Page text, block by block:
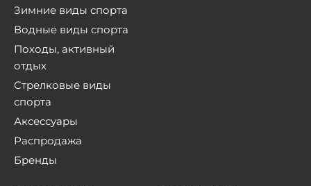
Зимние виды спорта
Водные виды спорта
Походы, активный
отдых
Стрелковые виды
спорта
Аксессуары
Распродажа
Бренды